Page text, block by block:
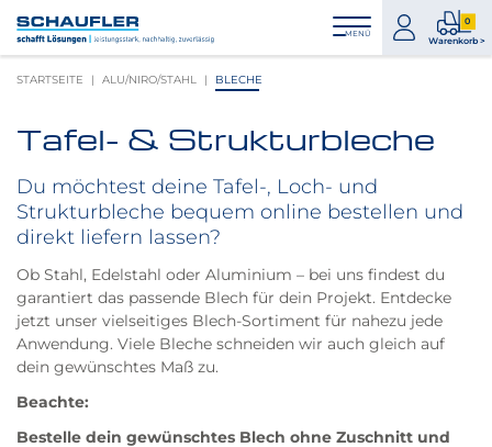
Inhalt
Hauptnavigation
Footernavigation
Logo
Schaufler
verlinkt
Startseite
MENÜ
zum
Konto
0
Warenkorb >
0
STARTSEITE ALU/NIRO/STAHL BLECHE
Tafel- & Strukturbleche
Du möchtest deine Tafel-, Loch- und
Strukturbleche bequem online bestellen und
direkt liefern lassen?
Ob Stahl, Edelstahl oder Aluminium – bei uns findest du
garantiert das passende Blech für dein Projekt. Entdecke
jetzt unser vielseitiges Blech-Sortiment für nahezu jede
Anwendung. Viele Bleche schneiden wir auch gleich auf
dein gewünschtes Maß zu.
Beachte:
Bestelle dein gewünschtes Blech ohne Zuschnitt und